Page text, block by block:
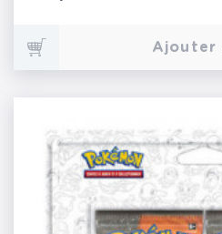
Ajouter